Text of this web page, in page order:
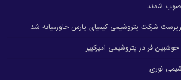
شدند
شرکت پتروشیمی کیمیای پارس خاورمیانه شد
فر در پتروشیمی امیرکبیر